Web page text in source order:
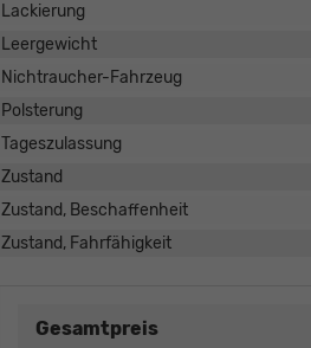
Lackierung
Leergewicht
Nichtraucher-Fahrzeug
Polsterung
Tageszulassung
Zustand
Zustand, Beschaffenheit
Zustand, Fahrfähigkeit
Gesamtpreis